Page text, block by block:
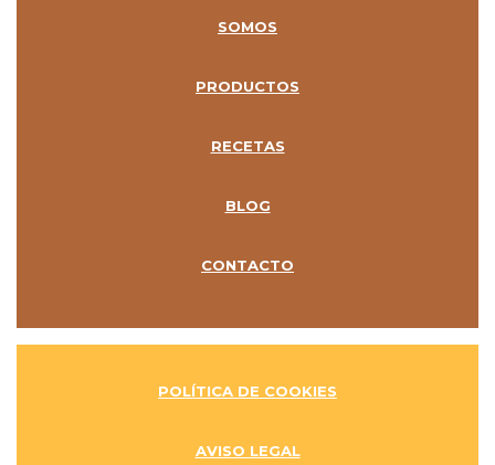
SOMOS
PRODUCTOS
RECETAS
BLOG
CONTACTO
POLÍTICA DE COOKIES
AVISO LEGAL